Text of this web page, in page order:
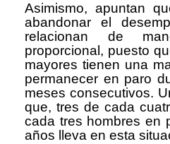
Asimismo, apuntan
abandonar el
relacionan de
proporcional, puesto
mayores tienen una
permanecer en paro
meses consecutivos.
que, tres de cada
cada tres hombres en
años lleva en esta